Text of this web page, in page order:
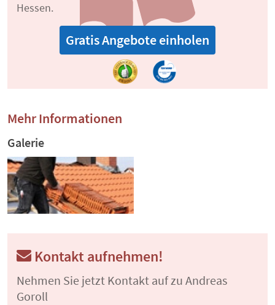
Hessen.
Gratis Angebote einholen
Mehr Informationen
Galerie
Kontakt aufnehmen!
Nehmen Sie jetzt Kontakt auf zu Andreas
Goroll